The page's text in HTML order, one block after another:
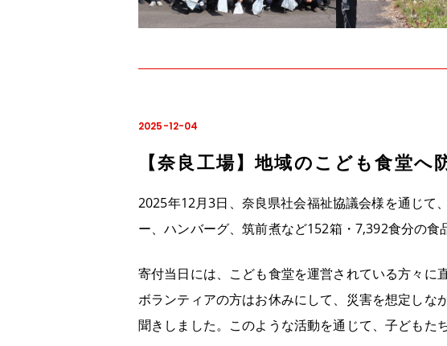
2025-12-04
【奈良工場】地域のこども食堂へ
2025年12月3日、奈良県社会福祉協議会様を通じて
ー、ハンバーグ、筑前煮など152箱・ 7,392食分の食
寄付当日には、こども食堂を運営されている方々に
ボランティアの方はお休みにして、災害を想定し
聞きしました。 このような活動を通じて、子どもた